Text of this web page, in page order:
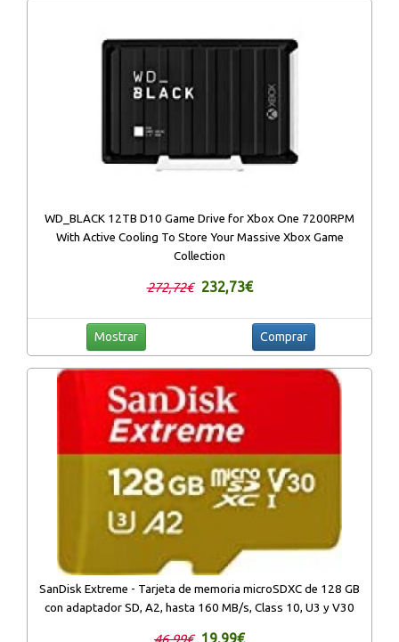
WD_BLACK 12TB D10 Game Drive for Xbox One 7200RPM
With Active Cooling To Store Your Massive Xbox Game
Collection
272,72€ 232,73€
Mostrar Comprar
SanDisk Extreme - Tarjeta de memoria microSDXC de 128 GB
con adaptador SD, A2, hasta 160 MB/s, Class 10, U3 y V30
46,99€ 19,99€